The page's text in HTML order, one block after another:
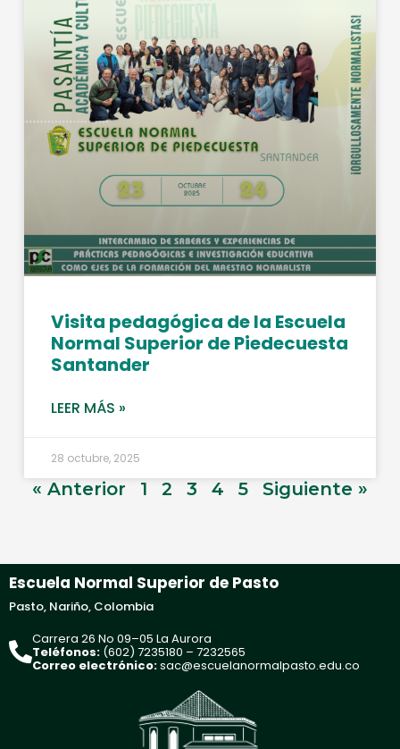
Visita pedagógica de la Escuela
Normal Superior de Piedecuesta
Santander
LEER MÁS »
28 octubre, 2025
« Anterior 1 2 3 4 5 Siguiente »
Escuela Normal Superior de Pasto
Pasto, Nariño, Colombia
Carrera 26 No 09–05 La Aurora
Teléfonos: (602) 7235180 – 7232565
Correo electrónico:sac@escuelanormalpasto.edu.co